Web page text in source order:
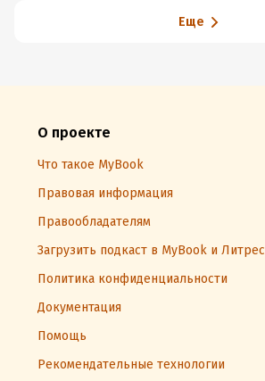
Еще
О проекте
Что такое MyBook
Правовая информация
Правообладателям
Загрузить подкаст в MyBook и Литрес
Политика конфиденциальности
Документация
Помощь
Рекомендательные технологии